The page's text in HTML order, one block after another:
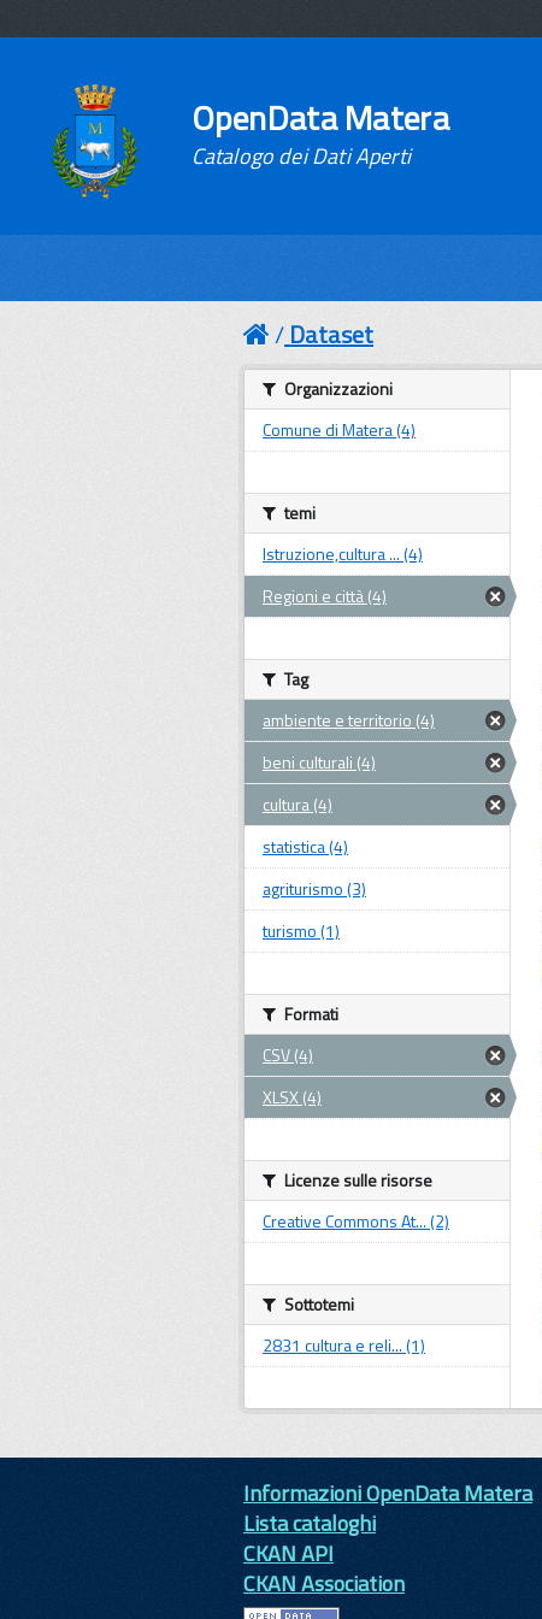
OpenData Matera
Catalogo dei Dati Aperti
Dataset
Organizzazioni
Comune di Matera (4)
temi
Istruzione,cultura ... (4)
Regioni e città (4)
Tag
ambiente e territorio (4)
beni culturali (4)
cultura (4)
statistica (4)
agriturismo (3)
turismo (1)
Formati
CSV (4)
XLSX (4)
Licenze sulle risorse
Creative Commons At... (2)
Sottotemi
2831 cultura e reli... (1)
Informazioni OpenData Matera
Lista cataloghi
CKAN API
CKAN Association